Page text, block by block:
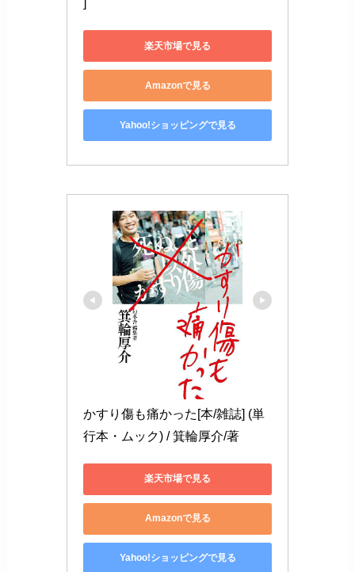
]
楽天市場で見る
Amazonで見る
Yahoo!ショッピングで見る
かすり傷も痛かった[本/雑誌] (単
行本・ムック) / 箕輪厚介/著
楽天市場で見る
Amazonで見る
Yahoo!ショッピングで見る